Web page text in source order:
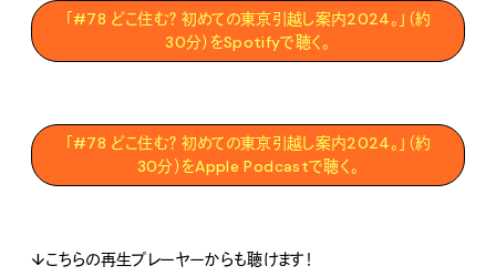
「#78 どこ住む？ 初めての東京引越し案内2024。」（約
30分）をSpotifyで聴く。
「#78 どこ住む？ 初めての東京引越し案内2024。」（約
30分）をApple Podcastで聴く。
↓こちらの再生プレーヤーからも聴けます！